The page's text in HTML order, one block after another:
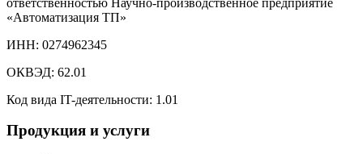
«Автоматизация ТП»
ИНН: 0274962345
ОКВЭД: 62.01
Код вида IT-деятельности: 1.01
Продукция и услуги